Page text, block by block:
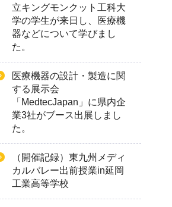
立キングモンクット工科大
学の学生が来日し、医療機
器などについて学びまし
た。
医療機器の設計・製造に関
する展示会
「MedtecJapan」に県内企
業3社がブース出展しまし
た。
（開催記録）東九州メディ
カルバレー出前授業in延岡
工業高等学校